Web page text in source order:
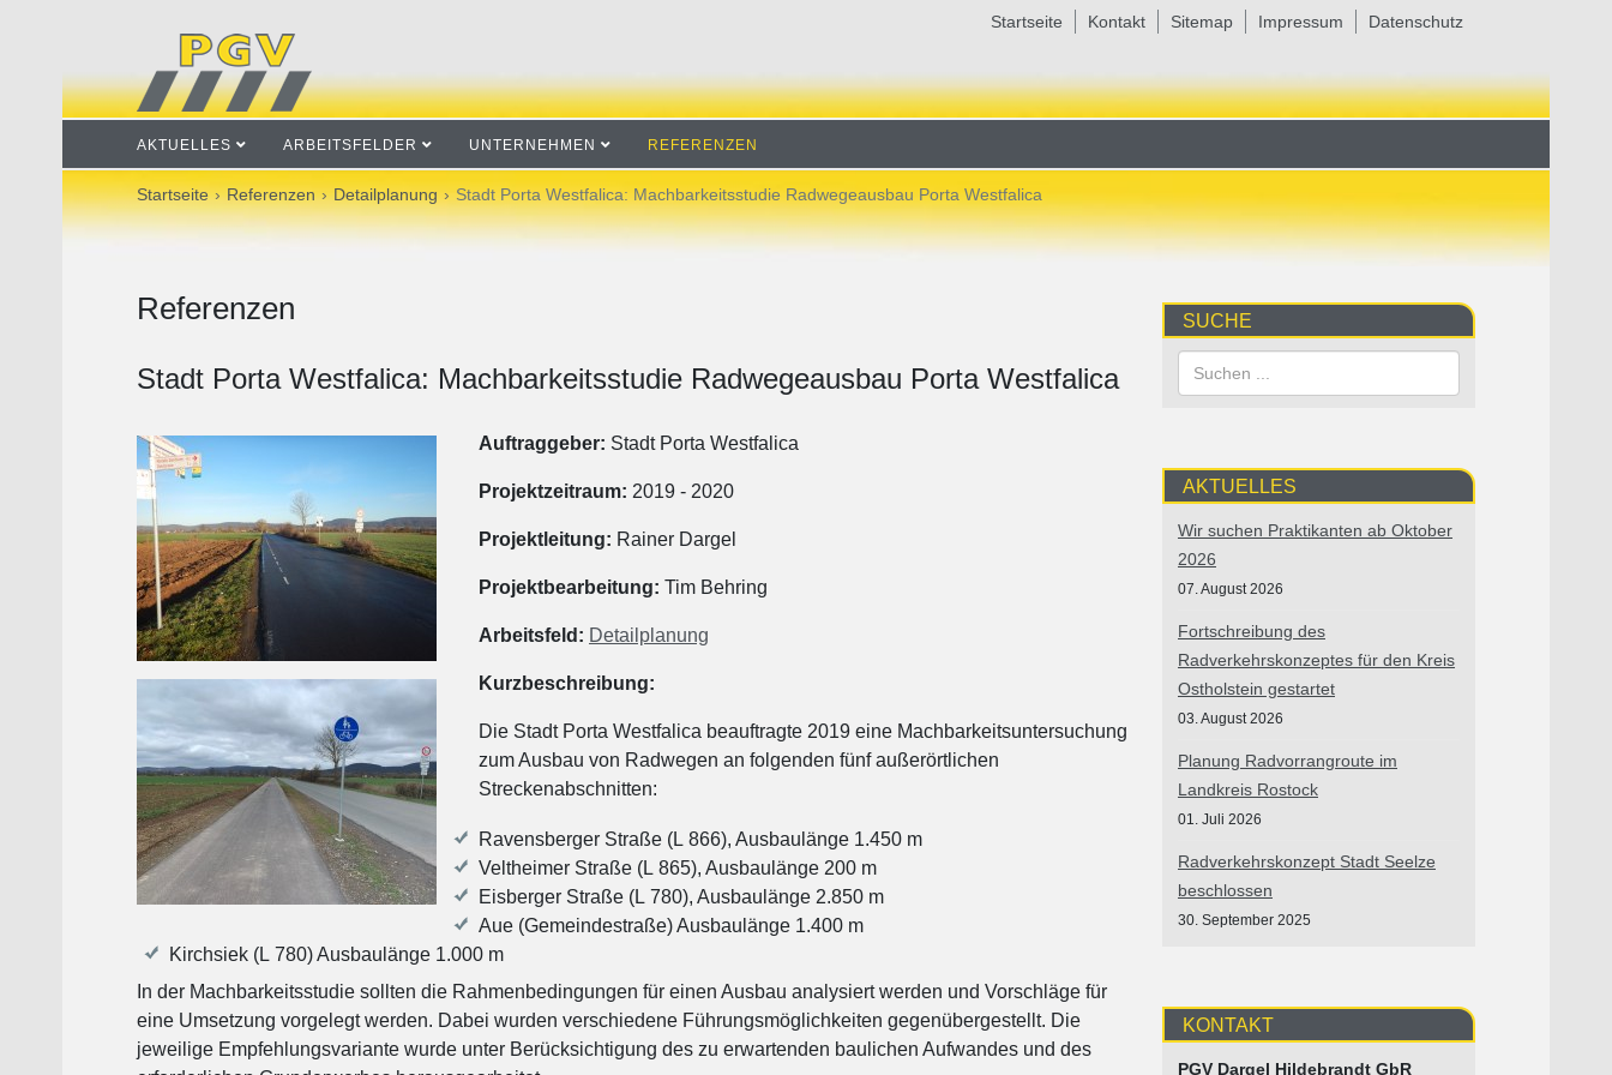
Startseite Kontakt Sitemap Impressum Datenschutz
AKTUELLES ARBEITSFELDER UNTERNEHMEN REFERENZEN
Startseite Referenzen Detailplanung Stadt Porta Westfalica: Machbarkeitsstudie Radwegeausbau Porta Westfalica
Referenzen
Stadt Porta Westfalica: Machbarkeitsstudie Radwegeausbau Porta Westfalica
Auftraggeber: Stadt Porta Westfalica
Projektzeitraum: 2019 - 2020
Projektleitung: Rainer Dargel
Projektbearbeitung: Tim Behring
Arbeitsfeld: Detailplanung
Kurzbeschreibung:
Die Stadt Porta Westfalica beauftragte 2019 eine Machbarkeitsuntersuchung
zum Ausbau von Radwegen an folgenden fünf außerörtlichen
Streckenabschnitten:
Ravensberger Straße (L 866), Ausbaulänge 1.450 m
Veltheimer Straße (L 865), Ausbaulänge 200 m
Eisberger Straße (L 780), Ausbaulänge 2.850 m
Aue (Gemeindestraße) Ausbaulänge 1.400 m
Kirchsiek (L 780) Ausbaulänge 1.000 m
In der Machbarkeitsstudie sollten die Rahmenbedingungen für einen Ausbau analysiert werden und Vorschläge für
eine Umsetzung vorgelegt werden. Dabei wurden verschiedene Führungsmöglichkeiten gegenübergestellt. Die
jeweilige Empfehlungsvariante wurde unter Berücksichtigung des zu erwartenden baulichen Aufwandes und des
SUCHE
AKTUELLES
Wir suchen Praktikanten ab Oktober
2026
07. August 2026
Fortschreibung des
Radverkehrskonzeptes für den Kreis
Ostholstein gestartet
03. August 2026
Planung Radvorrangroute im
Landkreis Rostock
01. Juli 2026
Radverkehrskonzept Stadt Seelze
beschlossen
30. September 2025
KONTAKT
PGV Dargel Hildebrandt GbR